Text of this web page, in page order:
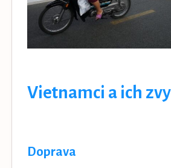
Vietnamci a ich
Doprava